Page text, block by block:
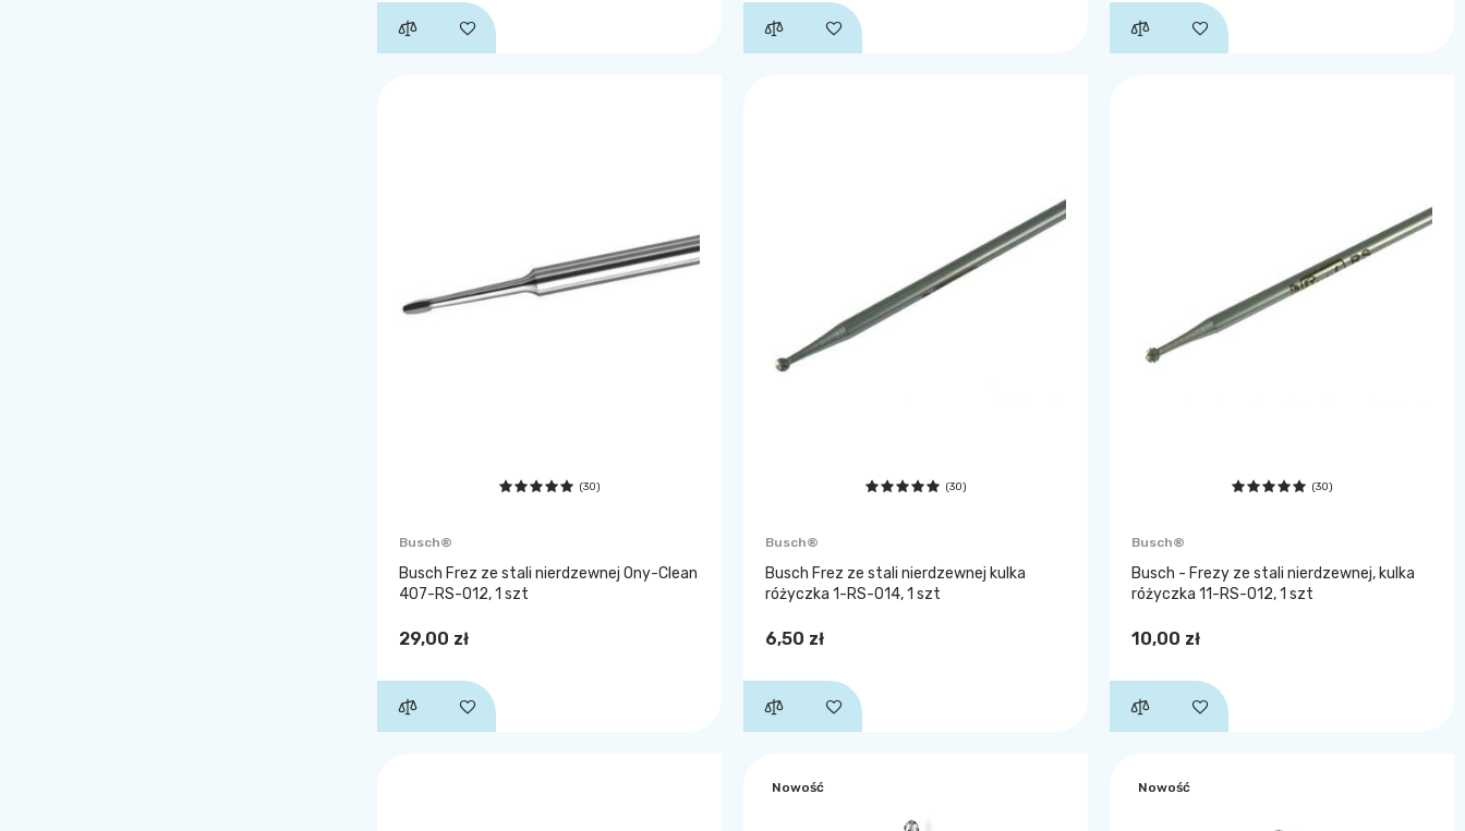
(30)
Busch®
Busch Frez ze stali nierdzewnej Ony-Clean
407-RS-012, 1 szt
29,00 zł
(30)
Busch®
Busch Frez ze stali nierdzewnej kulka
różyczka 1-RS-014, 1 szt
6,50 zł
(30)
Busch®
Busch - Frezy ze stali nierdzewnej, kulka
różyczka 11-RS-012, 1 szt
10,00 zł
Nowość Nowość